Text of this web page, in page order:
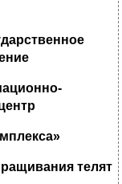
телят